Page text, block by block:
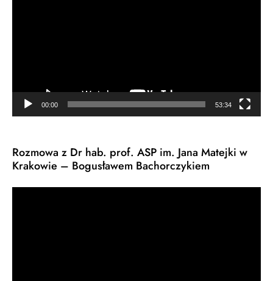
00:00 53:34
Rozmowa z Dr hab. prof. ASP im. Jana Matejki w
Krakowie – Bogusławem Bachorczykiem